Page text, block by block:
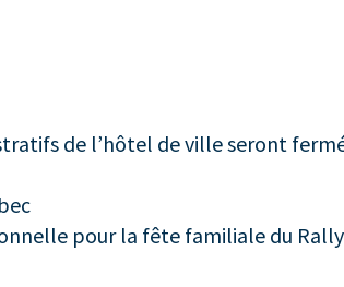
de l’hôtel de ville seront
pour la fête familiale du